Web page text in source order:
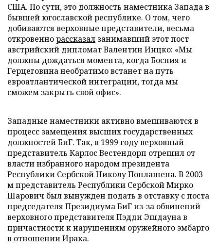
США. По сути, это должность наместника Запада в
бывшей югославской республике. О том, чего
добиваются верховные представители, весьма
откровеннорассказал занимавший этот пост
австрийский дипломат Валентин Инцко: «Мы
должны дождаться момента, когда Босния и
Герцеговина необратимо встанет на путь
евроатлантической интеграции, тогда мы
сможем закрыть свой офис».
Западные наместники активно вмешиваются в
процесс замещения высших государственных
должностей БиГ. Так, в 1999 году верховный
представитель Карлос Вестендорп отрешил от
власти избранного народом президента
Республики Сербской Николу Поплашена. В 2003-
м представитель Республики Сербской Мирко
Шарович был вынужден подать в отставку с поста
председателя Президиума БиГ из-за обвинений
верховного представителя Пэдди Эшдауна в
причастности к нарушениям оружейного эмбарго
в отношении Ирака.